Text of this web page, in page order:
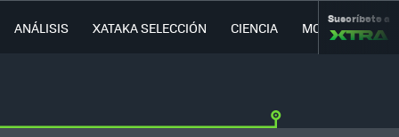
ANÁLISIS XATAKA SELECCIÓN CIENCIA MOVILIDAD
Suscríbete a